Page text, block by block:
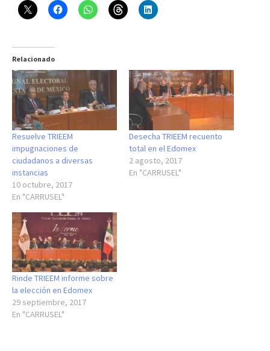
Relacionado
Resuelve TRIEEM
impugnaciones de
ciudadanos a diversas
instancias
10 octubre, 2017
En "CARRUSEL"
Desecha TRIEEM recuento
total en el Edomex
2 agosto, 2017
En "CARRUSEL"
Rinde TRIEEM informe sobre
la elección en Edomex
29 septiembre, 2017
En "CARRUSEL"